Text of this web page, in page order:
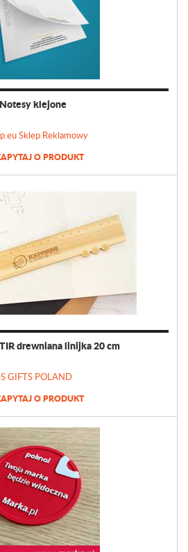
Notesy klejone
Sklep Reklamowy
O PRODUKT
drewniana linijka 20 cm
GIFTS POLAND
O PRODUKT